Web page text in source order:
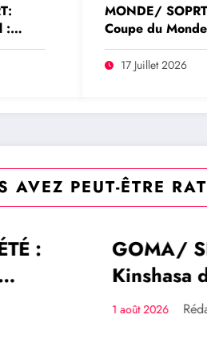
:
MONDE/
Coupe du
: la FIFA
édition historique
17 Juillet 2026
AVEZ PEUT-ÊTRE
:
officier
SOCIÉTÉ
SUD-
Le
1 août 2026